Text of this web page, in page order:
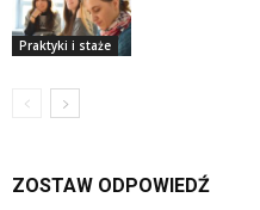
Praktyki i staże
ZOSTAW ODPOWIEDŹ